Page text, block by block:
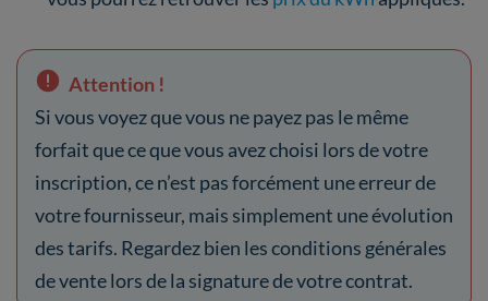
Attention !
Si vous voyez que vous ne payez pas le même
forfait que ce que vous avez choisi lors de votre
inscription, ce n’est pas forcément une erreur de
votre fournisseur, mais simplement une évolution
des tarifs. Regardez bien les conditions générales
de vente lors de la signature de votre contrat.